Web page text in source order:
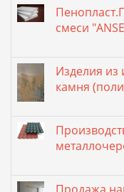
смеси
Изделия из
камня